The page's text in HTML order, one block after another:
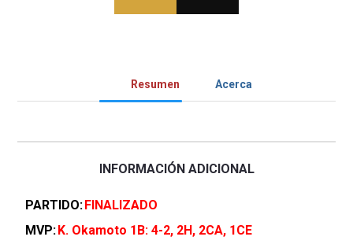
Resumen Acerca
INFORMACIÓN ADICIONAL
PARTIDO FINALIZADO
MVP K. Okamoto 1B: 4-2, 2H, 2CA, 1CE